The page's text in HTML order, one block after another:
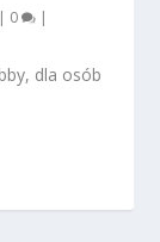
| 0 |
dla osób